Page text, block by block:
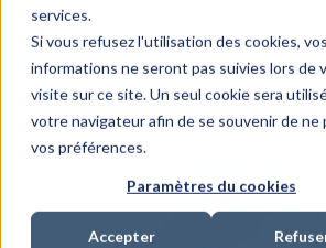
services.
Si vous refusez l'utilisation des cookies, vos
informations ne seront pas suivies lors de
visite sur ce site. Un seul cookie sera
votre navigateur afin de se souvenir de ne
vos préférences.
Paramètres du cookies
Accepter